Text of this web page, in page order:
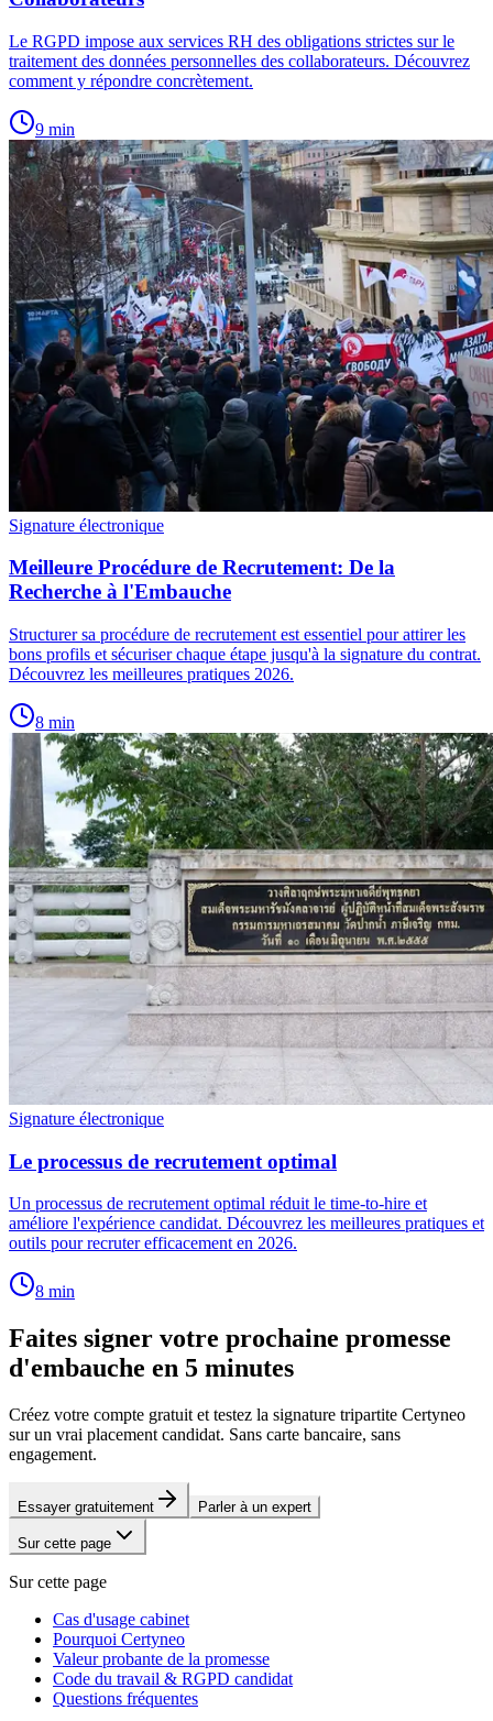
Le RGPD impose aux services RH des obligations strictes sur le
traitement des données personnelles des collaborateurs. Découvrez
comment y répondre concrètement.
9 min
Signature électronique
Meilleure Procédure de Recrutement: De la
Recherche à l'Embauche
Structurer sa procédure de recrutement est essentiel pour attirer les
bons profils et sécuriser chaque étape jusqu'à la signature du contrat.
Découvrez les meilleures pratiques 2026.
8 min
Signature électronique
Le processus de recrutement optimal
Un processus de recrutement optimal réduit le time-to-hire et
améliore l'expérience candidat. Découvrez les meilleures pratiques et
outils pour recruter efficacement en 2026.
8 min
Faites signer votre prochaine promesse
d'embauche en 5 minutes
Créez votre compte gratuit et testez la signature tripartite Certyneo
sur un vrai placement candidat. Sans carte bancaire, sans
engagement.
Essayer gratuitement Parler à un expert
Sur cette page
Sur cette page
Cas d'usage cabinet
Pourquoi Certyneo
Valeur probante de la promesse
Code du travail & RGPD candidat
Questions fréquentes